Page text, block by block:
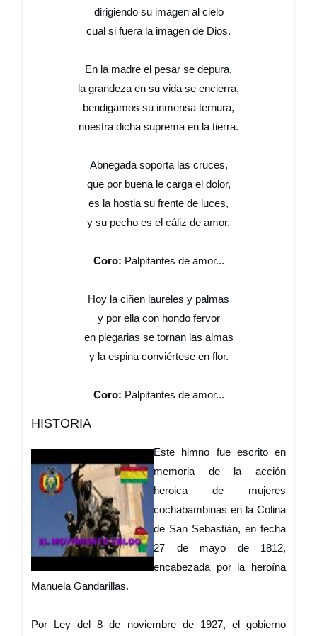
dirigiendo su imagen al cielo
cual si fuera la imagen de Dios.
En la madre el pesar se depura,
la grandeza en su vida se encierra,
bendigamos su inmensa ternura,
nuestra dicha suprema en la tierra.
Abnegada soporta las cruces,
que por buena le carga el dolor,
es la hostia su frente de luces,
y su pecho es el cáliz de amor.
Coro: Palpitantes de amor...
Hoy la ciñen laureles y palmas
y por ella con hondo fervor
en plegarias se tornan las almas
y la espina conviértese en flor.
Coro: Palpitantes de amor...
HISTORIA
Este himno fue escrito en
memoria de la acción
heroica de mujeres
cochabambinas en la Colina
de San Sebastián, en fecha
27 de mayo de 1812,
encabezada por la heroína
Manuela Gandarillas.
Por Ley del 8 de noviembre de 1927, el gobierno